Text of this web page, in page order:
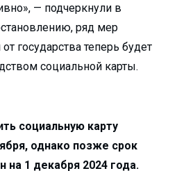
— подчеркнули в
ряд мер
государства теперь будет
социальной карты.
социальную карту
однако позже срок
на 1 декабря 2024 года.